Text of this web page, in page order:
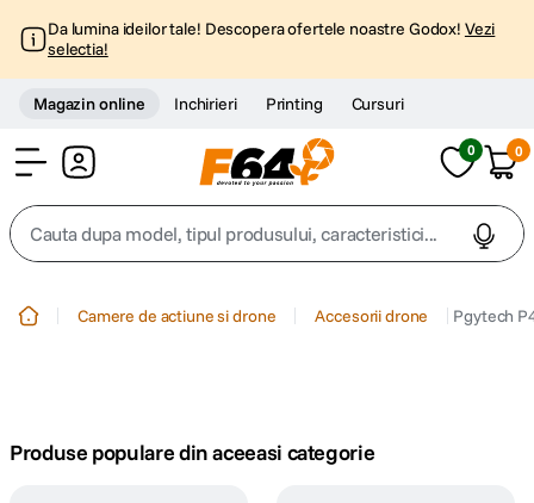
Da lumina ideilor tale! Descopera ofertele noastre Godox! Vezi
selectia!
Magazin online Inchirieri Printing Cursuri
0 0
Cauta dupa model, tipul produsului, caracteristici...
trepied telefon
Camere de actiune si drone Accesorii drone Pgytech
Produse populare din aceeasi categorie